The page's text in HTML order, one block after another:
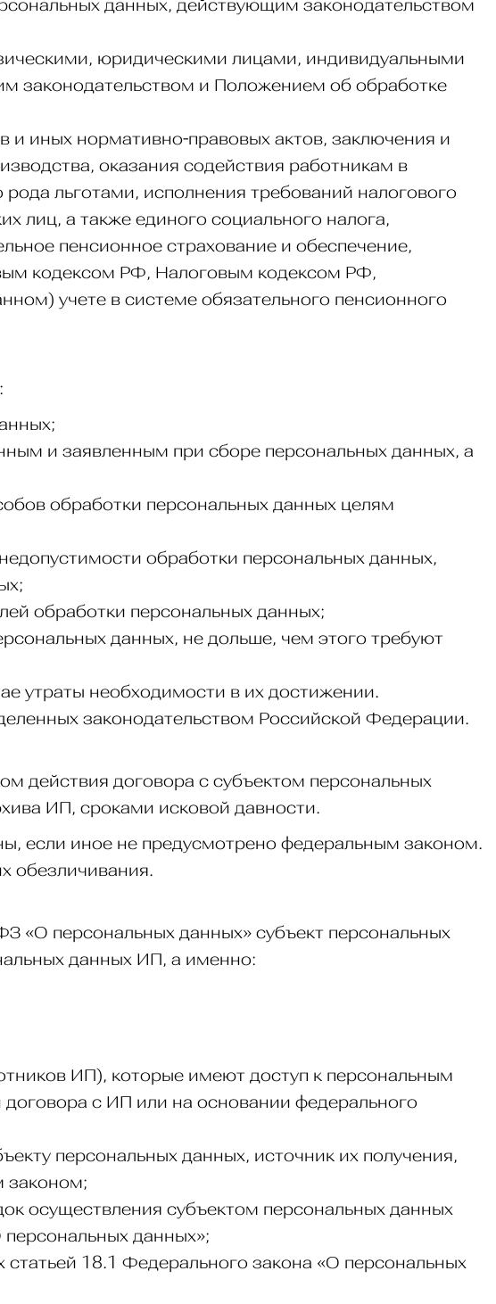
данных, действующим законодательством
юридическими лицами, индивидуальными
законодательством и Положением об обработке
и иных нормативно-правовых актов, заключения и
оказания содействия работникам в
льготами, исполнения требований налогового
лиц, а также единого социального налога,
пенсионное страхование и обеспечение,
кодексом РФ, Налоговым кодексом РФ,
учете в системе обязательного пенсионного
и заявленным при сборе персональных данных, а
обработки персональных данных целям
обработки персональных данных,
обработки персональных данных;
данных, не дольше, чем этого требуют
утраты необходимости в их достижении.
законодательством Российской Федерации.
действия договора с субъектом персональных
ИП, сроками исковой давности.
если иное не предусмотрено федеральным законом.
обезличивания.
«О персональных данных» субъект персональных
данных ИП, а именно:
ИП), которые имеют доступ к персональным
с ИП или на основании федерального
персональных данных, источник их получения,
законом;
осуществления субъектом персональных данных
данных»;
18.1 Федерального закона «О персональных